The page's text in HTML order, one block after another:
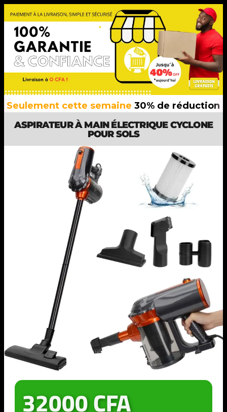
cette semaine30% de réduction sur
ASPIRATEUR À MAIN ÉLECTRIQUE CYCLONE
POUR SOLS
32000 CFA